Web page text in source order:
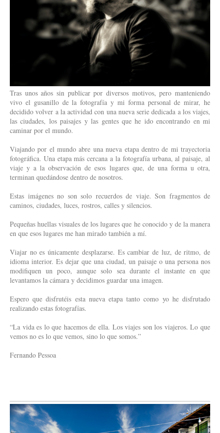
Tras unos años sin publicar por diversos motivos, pero manteniendo
vivo el gusanillo de la fotografía y mi forma personal de mirar, he
decidido volver a la actividad con una nueva serie dedicada a los viajes,
las ciudades, los paisajes y las gentes que he ido encontrando en mi
caminar por el mundo.
Viajando por el mundo abre una nueva etapa dentro de mi trayectoria
fotográfica. Una etapa más cercana a la fotografía urbana, al paisaje, al
viaje y a la observación de esos lugares que, de una forma u otra,
terminan quedándose dentro de nosotros.
Estas imágenes no son solo recuerdos de viaje. Son fragmentos de
caminos, ciudades, luces, rostros, calles y silencios.
Pequeñas huellas visuales de los lugares que he conocido y de la manera
en que esos lugares me han mirado también a mí.
Viajar no es únicamente desplazarse. Es cambiar de luz, de ritmo, de
idioma interior. Es dejar que una ciudad, un paisaje o una persona nos
modifiquen un poco, aunque solo sea durante el instante en que
levantamos la cámara y decidimos guardar una imagen.
Espero que disfrutéis esta nueva etapa tanto como yo he disfrutado
realizando estas fotografías.
“La vida es lo que hacemos de ella. Los viajes son los viajeros. Lo que
vemos no es lo que vemos, sino lo que somos.”
Fernando Pessoa